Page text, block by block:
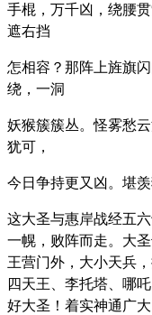
手棍，万千凶，绕腰
遮右挡
怎相容？那阵上旌旗
绕，一洞
妖猴簇簇丛。怪雾愁
犹可，
今日争持更又凶。堪
这大圣与惠岸战经五
一幌，败阵而走。大
王营门外，大小天兵
四天王、李托塔、哪
好大圣！着实神通广